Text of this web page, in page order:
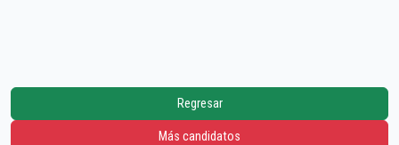
Regresar
Más candidatos